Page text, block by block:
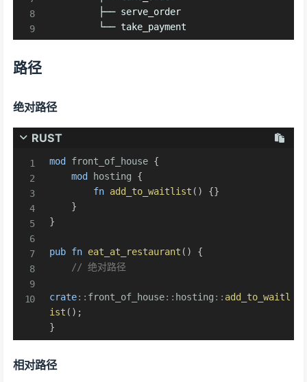
         └── take_payment
路径
绝对路径
RUST
mod front_of_house {
mod
hosting
{
fn add_to_waitlist ( ) {}
}
}
pub fn eat_at_restaurant ( )
{
// 绝对路径
crate:: front_of_house:: hosting :: add_to_waitl
ist ( ) ;
}
相对路径